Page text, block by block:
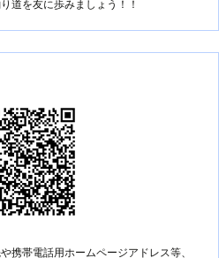
道を友に歩みましょう！！
携帯電話用ホームページアドレス等、